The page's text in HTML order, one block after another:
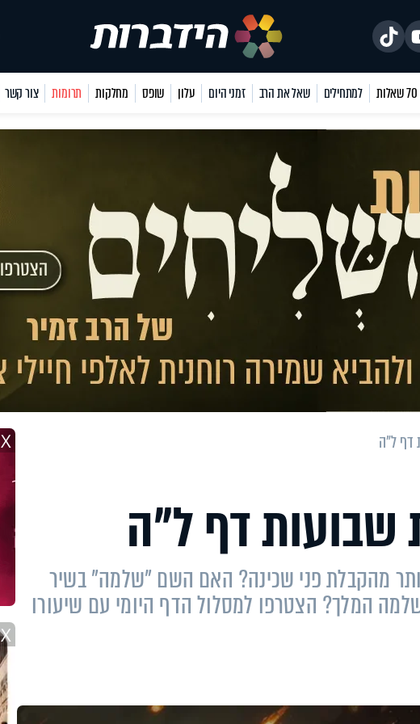
70 שאלות למתחילים שאל את הרב זמני היום עלון שופס מחלקות תרומות צור קשר
דף ל"ה
שבועות דף ל"ה
מהקבלת פני שכינה? האם השם "שלמה" בשיר
המלך? הצטרפו למסלול הדף היומי עם שיעורו
X
X